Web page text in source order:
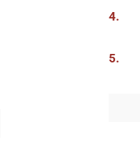
10:22
10:01
4.
5.